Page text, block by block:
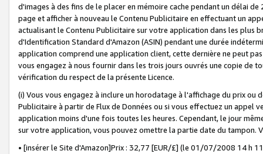
d'images à des fins de le placer en mémoire cache pendant un délai
page et afficher à nouveau le Contenu Publicitaire en effectuant un
actualisant le Contenu Publicitaire sur votre application dans les plus
d'Identification Standard d'Amazon (ASIN) pendant une durée
application comprend une application client, cette dernière ne peut
vous engagez à nous fournir dans les trois jours ouvrés une copie de
vérification du respect de la présente Licence.
(i) Vous vous engagez à inclure un horodatage à l'affichage du prix
Publicitaire à partir de Flux de Données ou si vous effectuez un appel
application moins d'une fois toutes les heures. Cependant, le jour
sur votre application, vous pouvez omettre la partie date du tampon.
• [insérer le Site d'Amazon]Prix : 32,77 [EUR/£] (le 01/07/2008 14 h